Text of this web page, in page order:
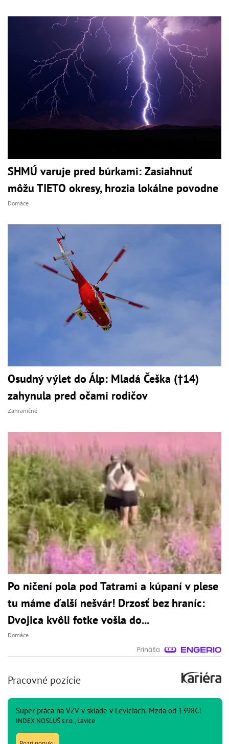
SHMÚ varuje pred búrkami: Zasiahnuť
môžu TIETO okresy, hrozia lokálne povodne
Domáce
Osudný výlet do Álp: Mladá Češka (†14)
zahynula pred očami rodičov
Zahraničné
Po ničení pola pod Tatrami a kúpaní v plese
tu máme ďalší nešvár! Drzosť bez hraníc:
Dvojica kvôli fotke vošla do...
Domáce
Pracovné pozície
Super práca na VZV v sklade v Leviciach. Mzda od 1398€!
INDEX NOSLUŠ s.r.o., Levice